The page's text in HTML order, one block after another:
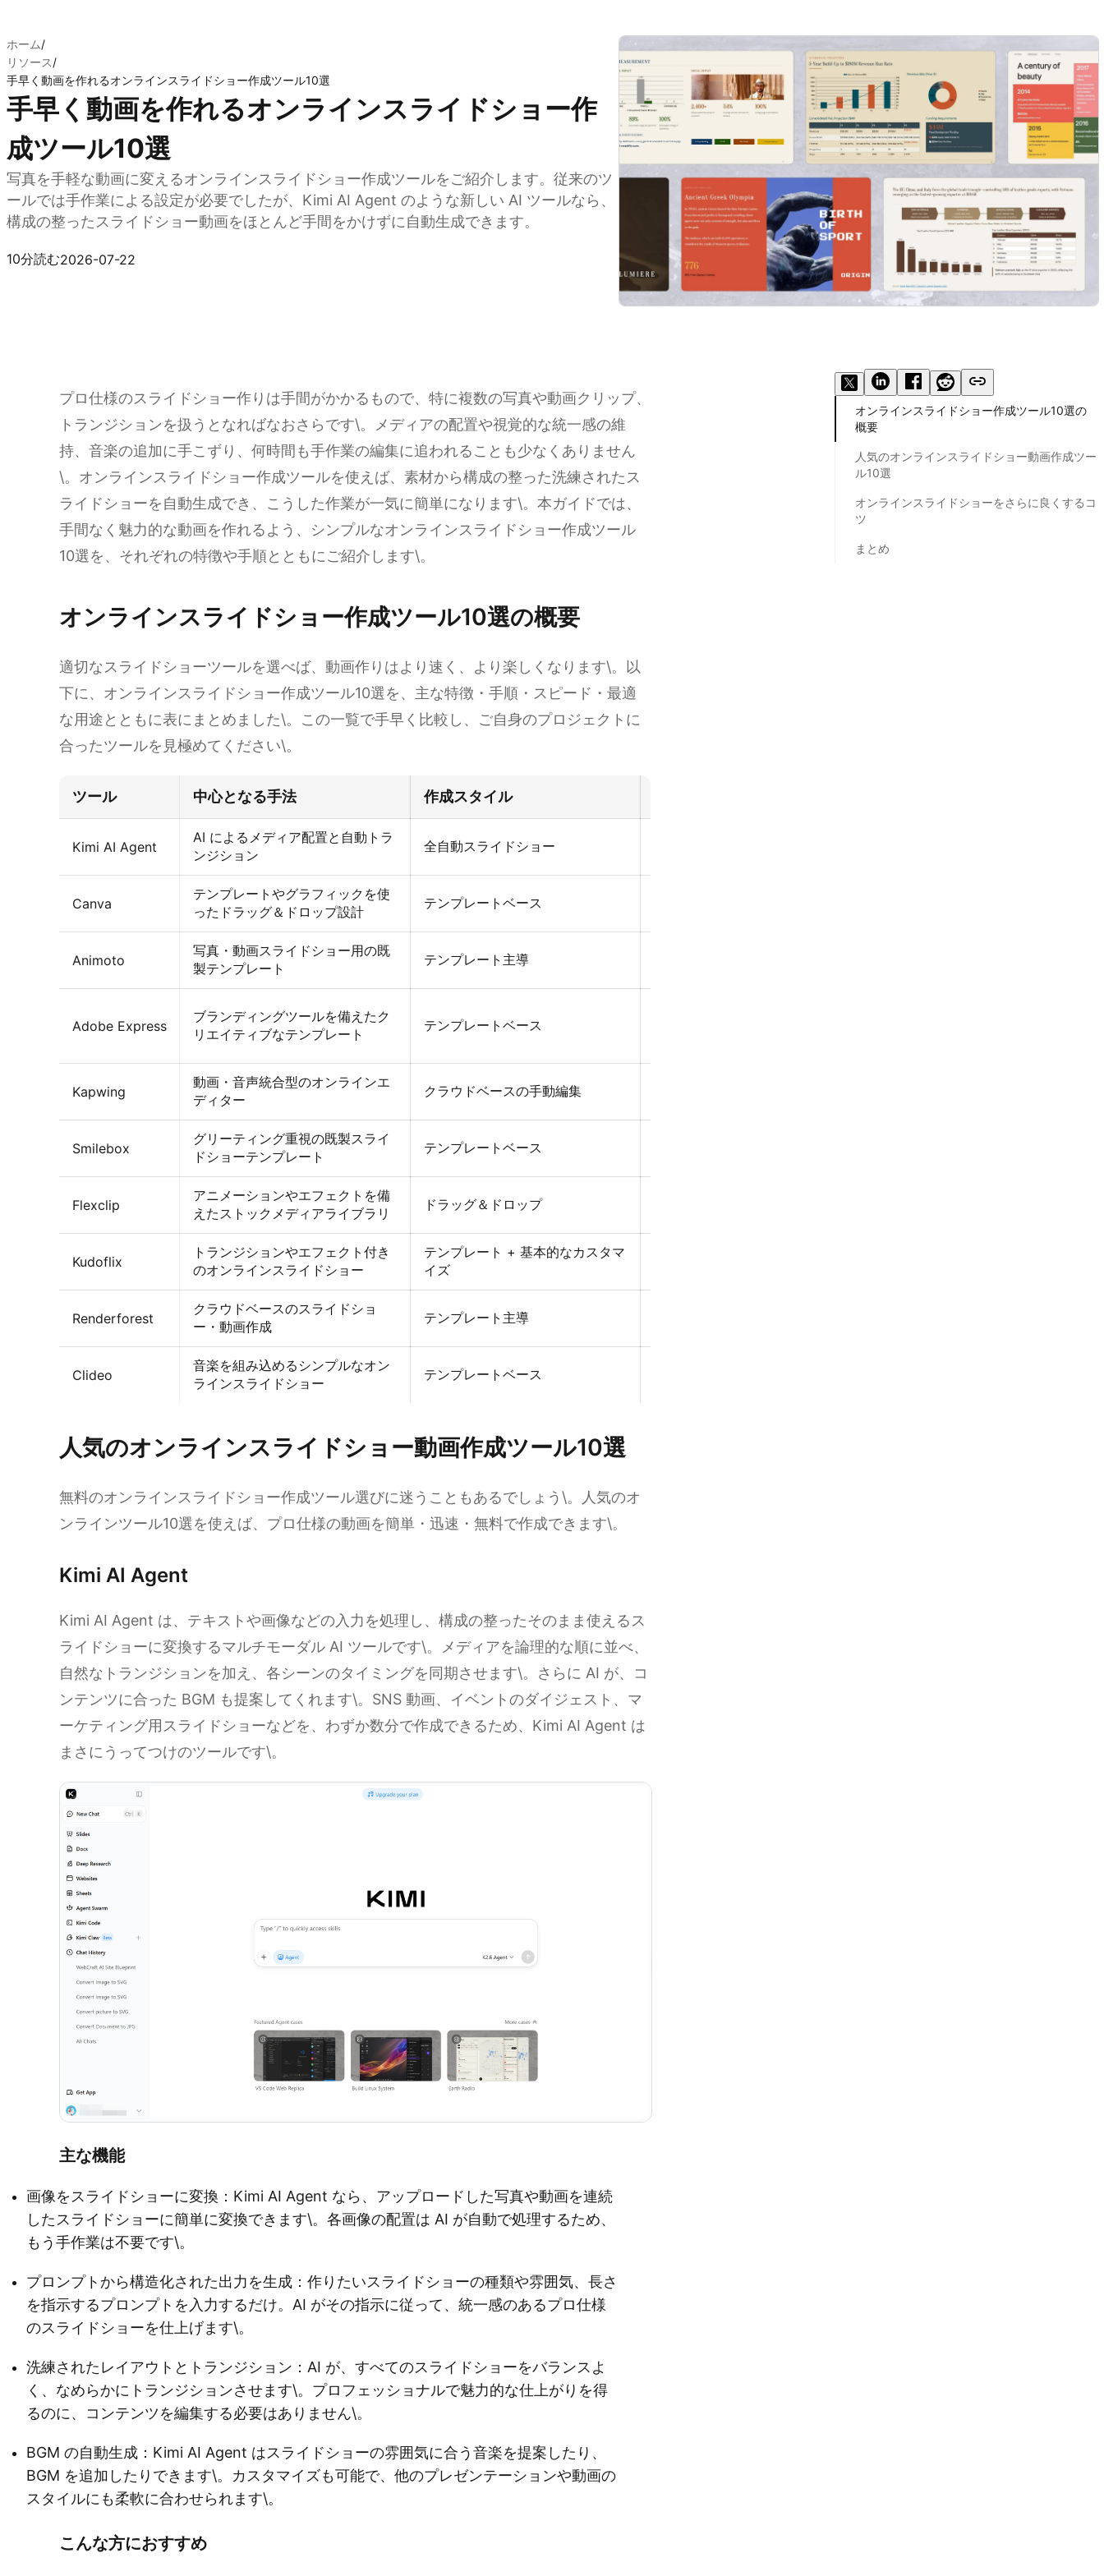
ホーム/
リソース/
手早く動画を作れるオンラインスライドショー作成ツール10選
手早く動画を作れるオンラインスライドショー作
成ツール10選
写真を手軽な動画に変えるオンラインスライドショー作成ツールをご紹介します。従来のツ
ールでは手作業による設定が必要でしたが、Kimi AI Agent のような新しい AI ツールなら、
構成の整ったスライドショー動画をほとんど手間をかけずに自動生成できます。
10分読む2026-07-22
プロ仕様のスライドショー作りは手間がかかるもので、特に複数の写真や動画クリップ、
トランジションを扱うとなればなおさらです\。メディアの配置や視覚的な統一感の維
持、音楽の追加に手こずり、何時間も手作業の編集に追われることも少なくありません
\。オンラインスライドショー作成ツールを使えば、素材から構成の整った洗練されたス
ライドショーを自動生成でき、こうした作業が一気に簡単になります\。本ガイドでは、
手間なく魅力的な動画を作れるよう、シンプルなオンラインスライドショー作成ツール
10選を、それぞれの特徴や手順とともにご紹介します\。
オンラインスライドショー作成ツール10選の概要
適切なスライドショーツールを選べば、動画作りはより速く、より楽しくなります\。以
下に、オンラインスライドショー作成ツール10選を、主な特徴・手順・スピード・最適
な用途とともに表にまとめました\。この一覧で手早く比較し、ご自身のプロジェクトに
合ったツールを見極めてください\。
ツール 中心となる手法 作成スタイル
Kimi AI Agent
AI によるメディア配置と自動トラ
ンジション
全自動スライドショー
Canva
テンプレートやグラフィックを使
ったドラッグ＆ドロップ設計
テンプレートベース
Animoto
写真・動画スライドショー用の既
製テンプレート
テンプレート主導
Adobe Express
ブランディングツールを備えたク
リエイティブなテンプレート
テンプレートベース
Kapwing
動画・音声統合型のオンラインエ
ディター
クラウドベースの手動編集
Smilebox
グリーティング重視の既製スライ
ドショーテンプレート
テンプレートベース
Flexclip
アニメーションやエフェクトを備
えたストックメディアライブラリ
ドラッグ＆ドロップ
Kudoflix
トランジションやエフェクト付き
のオンラインスライドショー
テンプレート + 基本的なカスタマ
イズ
Renderforest
クラウドベースのスライドショ
ー・動画作成
テンプレート主導
Clideo
音楽を組み込めるシンプルなオン
ラインスライドショー
テンプレートベース
人気のオンラインスライドショー動画作成ツール10選
無料のオンラインスライドショー作成ツール選びに迷うこともあるでしょう\。人気のオ
ンラインツール10選を使えば、プロ仕様の動画を簡単・迅速・無料で作成できます\。
Kimi AI Agent
Kimi AI Agent は、テキストや画像などの入力を処理し、構成の整ったそのまま使えるス
ライドショーに変換するマルチモーダル AI ツールです\。メディアを論理的な順に並べ、
自然なトランジションを加え、各シーンのタイミングを同期させます\。さらに AI が、コ
ンテンツに合った BGM も提案してくれます\。SNS 動画、イベントのダイジェスト、マ
ーケティング用スライドショーなどを、わずか数分で作成できるため、Kimi AI Agent は
まさにうってつけのツールです\。
主な機能
画像をスライドショーに変換：Kimi AI Agent なら、アップロードした写真や動画を連続
したスライドショーに簡単に変換できます\。各画像の配置は AI が自動で処理するため、
もう手作業は不要です\。
プロンプトから構造化された出力を生成：作りたいスライドショーの種類や雰囲気、長さ
を指示するプロンプトを入力するだけ。AI がその指示に従って、統一感のあるプロ仕様
のスライドショーを仕上げます\。
洗練されたレイアウトとトランジション：AI が、すべてのスライドショーをバランスよ
く、なめらかにトランジションさせます\。プロフェッショナルで魅力的な仕上がりを得
るのに、コンテンツを編集する必要はありません\。
BGM の自動生成：Kimi AI Agent はスライドショーの雰囲気に合う音楽を提案したり、
BGM を追加したりできます\。カスタマイズも可能で、他のプレゼンテーションや動画の
スタイルにも柔軟に合わせられます\。
こんな方におすすめ
オンラインスライドショー作成ツール10選の
概要
人気のオンラインスライドショー動画作成ツー
ル10選
オンラインスライドショーをさらに良くするコ
ツ
まとめ